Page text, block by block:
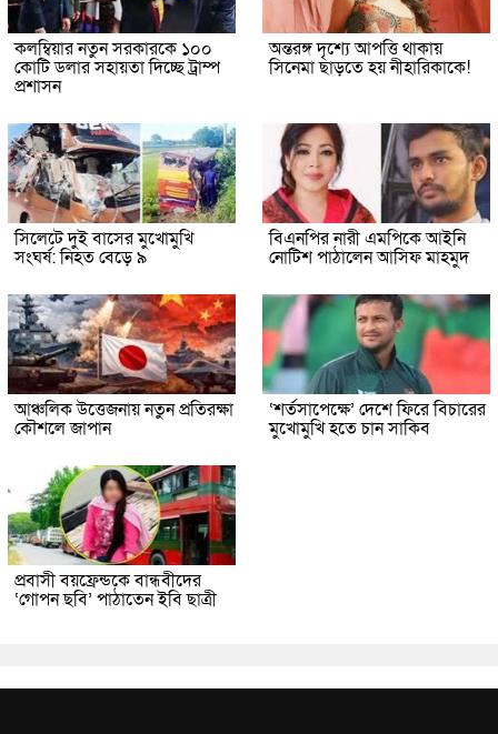
কলম্বিয়ার নতুন সরকারকে ১০০
কোটি ডলার সহায়তা দিচ্ছে ট্রাম্প
প্রশাসন
অন্তরঙ্গ দৃশ্যে আপত্তি থাকায়
সিনেমা ছাড়তে হয় নীহারিকাকে!
সিলেটে দুই বাসের মুখোমুখি
সংঘর্ষ: নিহত বেড়ে ৯
বিএনপির নারী এমপিকে আইনি
নোটিশ পাঠালেন আসিফ মাহমুদ
আঞ্চলিক উত্তেজনায় নতুন প্রতিরক্ষা
কৌশলে জাপান
‘শর্তসাপেক্ষে’ দেশে ফিরে বিচারের
মুখোমুখি হতে চান সাকিব
প্রবাসী বয়ফ্রেন্ডকে বান্ধবীদের
‘গোপন ছবি’ পাঠাতেন ইবি ছাত্রী